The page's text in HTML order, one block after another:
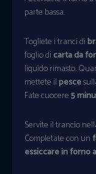
parte bassa.
Togliete i tranci di
foglio dicarta da
liquido rimasto.
mettete ilpesce
Fate cuocere5
Servite il trancio
Completate con un
essiccare in forno